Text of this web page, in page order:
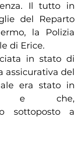
Il tutto in
del Reparto
la Polizia
di Erice.
in stato di
assicurativa del
era stato in
e che,
sottoposto a